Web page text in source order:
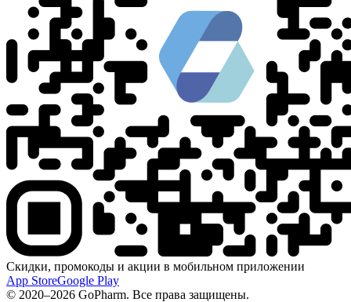
Скидки, промокоды и акции в мобильном приложении
App StoreGoogle Play
© 2020–2026 GoPharm. Все права защищены.